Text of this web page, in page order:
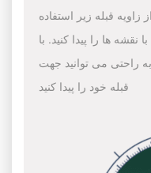
زاویه قبله زیر استفاده
نقشه ها را پیدا کنید. با
راحتی می توانید جهت
قبله خود را پیدا کنید